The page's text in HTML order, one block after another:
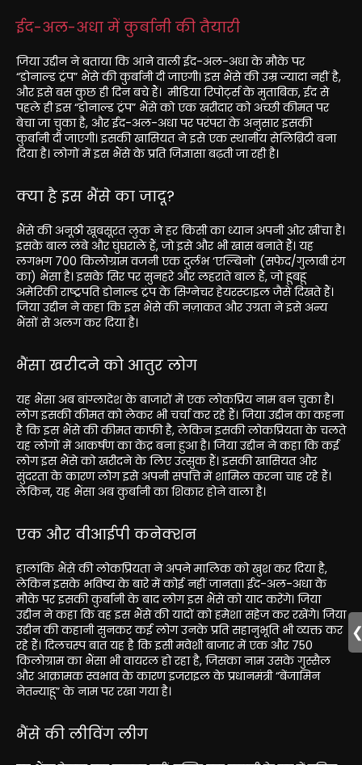
ईद-अल-अधा में कुर्बानी की तैयारी
जिया उद्दीन ने बताया कि आने वाली ईद-अल-अधा के मौके पर
“डोनाल्ड ट्रंप” भैंसे की कुर्बानी दी जाएगी। इस भैंसे की उम्र ज्यादा नहीं है,
और इसे बस कुछ ही दिन बचे हैं। मीडिया रिपोर्ट्स के मुताबिक, ईद से
पहले ही इस “डोनाल्ड ट्रंप” भैंसे को एक खरीदार को अच्छी कीमत पर
बेचा जा चुका है, और ईद-अल-अधा पर परंपरा के अनुसार इसकी
कुर्बानी दी जाएगी।इसकी खासियत ने इसे एक स्थानीय सेलिब्रिटी बना
दिया है। लोगों में इस भैंसे के प्रति जिज्ञासा बढ़ती जा रही है।
क्या है इस भैंसे का जादू?
भैंसे की अनूठी खूबसूरत लुक ने हर किसी का ध्यान अपनी ओर खींचा है।
इसके बाल लंबे और घुंघराले हैं, जो इसे और भी खास बनाते हैं। यह
लगभग 700 किलोग्रामवजनी एक दुर्लभ ‘एल्बिनो’ (सफेद/गुलाबी रंग
का) भैंसा है। इसके सिर पर सुनहरे और लहराते बाल हैं, जो हूबहू
अमेरिकी राष्ट्रपति डोनाल्ड ट्रंप के सिग्नेचर हेयरस्टाइल जैसे दिखते हैं।
जिया उद्दीन ने कहा कि इस भैंसे की नज़ाकत और उग्रता ने इसे अन्य
भैंसों से अलग कर दिया है।
भैंसा खरीदने को आतुर लोग
यह भैंसा अब बांग्लादेश के बाजारों में एक लोकप्रिय नाम बन चुका है।
लोग इसकी कीमत को लेकर भी चर्चा कर रहे हैं। जिया उद्दीन का कहना
है कि इस भैंसे की कीमत काफी है, लेकिन इसकी लोकप्रियता के चलते
यह लोगों में आकर्षण का केंद्र बना हुआ है। जिया उद्दीन ने कहा कि कई
लोग इस भैंसे को खरीदने के लिए उत्सुक हैं। इसकी खासियत और
सुंदरता के कारण लोग इसे अपनी संपत्ति में शामिल करना चाह रहे हैं।
लेकिन, यह भैंसा अब कुर्बानी का शिकार होने वाला है।
एक और वीआईपी कनेक्शन
हालांकि भैंसे की लोकप्रियता ने अपने मालिक को खुश कर दिया है,
लेकिन इसके भविष्य के बारे में कोई नहीं जानता। ईद-अल-अधा के
मौके पर इसकी कुर्बानी के बाद लोग इस भैंसे को याद करेंगे। जिया
उद्दीन ने कहा कि वह इस भैंसे की यादों को हमेशा सहेज कर रखेंगे। जिया
उद्दीन की कहानी सुनकर कई लोग उनके प्रति सहानुभूति भी व्यक्त कर
रहे हैं। दिलचस्प बात यह है कि इसी मवेशी बाजार में एक और 750
किलोग्राम का भैंसा भी वायरल हो रहा है, जिसका नाम उसके गुस्सैल
और आक्रामक स्वभाव के कारण इजराइल के प्रधानमंत्री “बेंजामिन
नेतन्याहू” के नाम पर रखा गया है।
भैंसे की लीविंग लीग